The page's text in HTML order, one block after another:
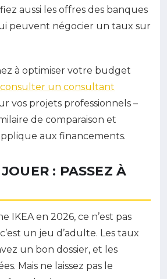
aussi les offres des banques
peuvent négocier un taux sur
à optimiser votre budget
consulter un consultant
vos projets professionnels –
de comparaison et
aux financements.
: PASSEZ À
IKEA en 2026, ce n’est pas
un jeu d’adulte. Les taux
un bon dossier, et les
Mais ne laissez pas le